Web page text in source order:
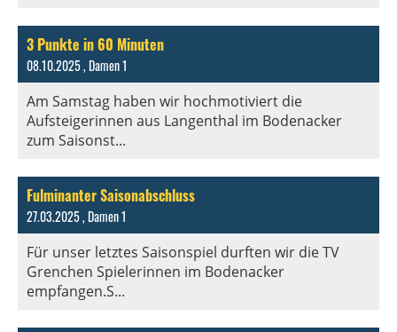
3 Punkte in 60 Minuten
08.10.2025, Damen 1
Am Samstag haben wir hochmotiviert die
Aufsteigerinnen aus Langenthal im Bodenacker
zum Saisonst...
Fulminanter Saisonabschluss
27.03.2025, Damen 1
Für unser letztes Saisonspiel durften wir die TV
Grenchen Spielerinnen im Bodenacker
empfangen.S...